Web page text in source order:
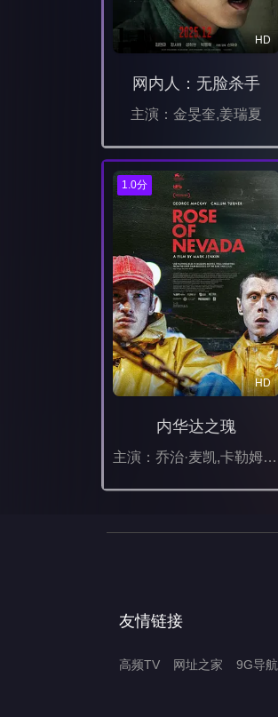
HD
网内人：无脸杀手
主演：金旻奎,姜瑞夏
1.0分
HD
内华达之瑰
主演：乔治·麦凯,卡勒姆·特纳,罗莎琳德·以利亚撒,弗朗西斯·麦基,爱德华·罗,玛丽·伍德维恩,雅娜·彭罗斯
友情链接
高频TV 网址之家 9G导航